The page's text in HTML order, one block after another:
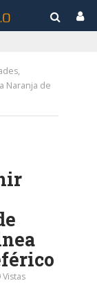
Naranja de
Vistas